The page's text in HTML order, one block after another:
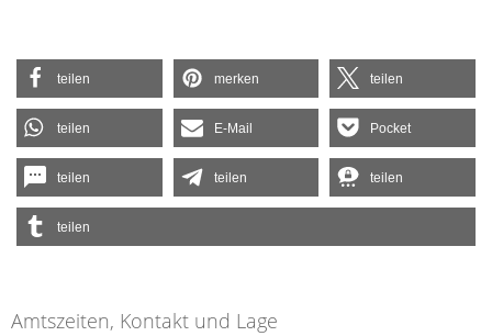
teilen merken teilen
teilen E-Mail Pocket
teilen teilen teilen
teilen
Amtszeiten, Kontakt und Lage